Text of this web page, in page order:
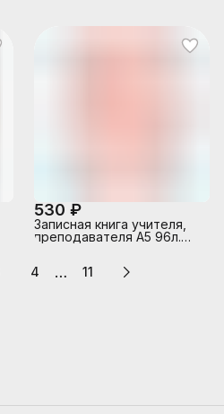
530 ₽
Записная книга учителя,
преподавателя А5 96л.
4 … 11